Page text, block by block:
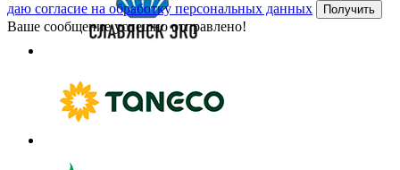
даю согласие на обработку персональных данных
Получить
Ваше сообщение успешно отправлено!